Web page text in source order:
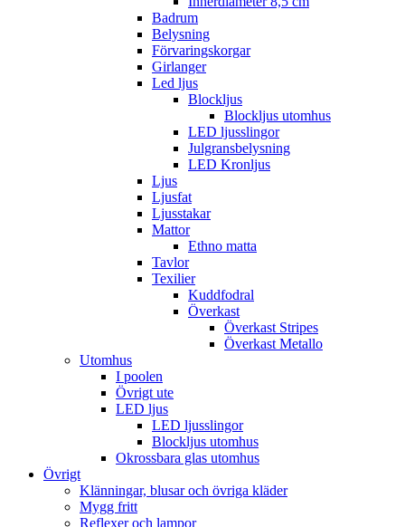
Badrum
Belysning
Förvaringskorgar
Girlanger
Led ljus
Blockljus
Blockljus utomhus
LED ljusslingor
Julgransbelysning
LED Kronljus
Ljus
Ljusfat
Ljusstakar
Mattor
Ethno matta
Tavlor
Texilier
Kuddfodral
Överkast
Överkast Stripes
Överkast Metallo
Utomhus
I poolen
Övrigt ute
LED ljus
LED ljusslingor
Blockljus utomhus
Okrossbara glas utomhus
Övrigt
Klänningar, blusar och övriga kläder
Mygg fritt
Reflexer och lampor